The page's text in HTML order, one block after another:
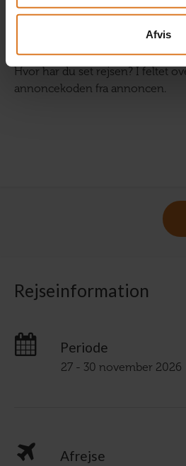
Afvis
Hvor har du set rejsen? I feltet
annoncekoden fra annoncen.
Rejseinformation
Periode
27 - 30 november 2026
Afrejse